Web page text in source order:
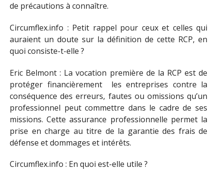
de précautions à connaître.
Circumflex.info : Petit rappel pour ceux et celles qui
auraient un doute sur la définition de cette RCP, en
quoi consiste-t-elle ?
Eric Belmont : La vocation première de la RCP est de
protéger financièrement les entreprises contre la
conséquence des erreurs, fautes ou omissions qu’un
professionnel peut commettre dans le cadre de ses
missions. Cette assurance professionnelle permet la
prise en charge au titre de la garantie des frais de
défense et dommages et intérêts.
Circumflex.info : En quoi est-elle utile ?